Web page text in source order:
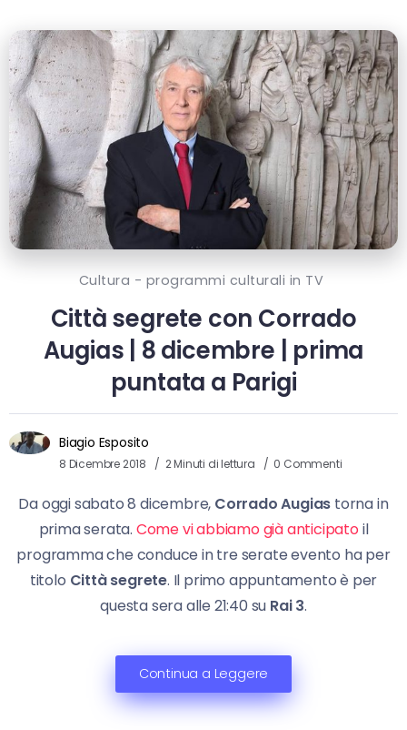
Cultura - programmi culturali in TV
Città segrete con Corrado
Augias | 8 dicembre | prima
puntata a Parigi
Biagio Esposito
8 Dicembre 2018 2 Minuti di lettura 0 Commenti
Da oggi sabato 8 dicembre, Corrado Augias torna in
prima serata. Come vi abbiamo già anticipatoil
programma che conduce in tre serate evento ha per
titolo Città segrete. Il primo appuntamento è per
questa sera alle 21:40 su Rai 3.
Continua a Leggere